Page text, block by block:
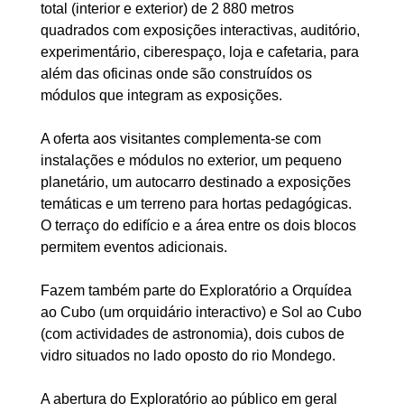
total (interior e exterior) de 2 880 metros
quadrados com exposições interactivas, auditório,
experimentário, ciberespaço, loja e cafetaria, para
além das oficinas onde são construídos os
módulos que integram as exposições.
A oferta aos visitantes complementa-se com
instalações e módulos no exterior, um pequeno
planetário, um autocarro destinado a exposições
temáticas e um terreno para hortas pedagógicas.
O terraço do edifício e a área entre os dois blocos
permitem eventos adicionais.
Fazem também parte do Exploratório a Orquídea
ao Cubo (um orquidário interactivo) e Sol ao Cubo
(com actividades de astronomia), dois cubos de
vidro situados no lado oposto do rio Mondego.
A abertura do Exploratório ao público em geral